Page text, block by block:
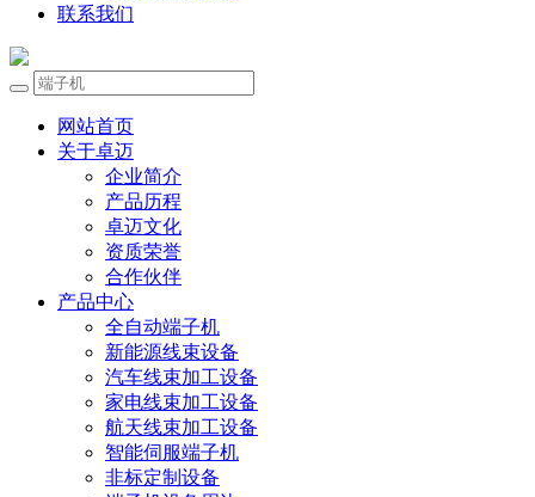
联系我们
网站首页
关于卓迈
企业简介
产品历程
卓迈文化
资质荣誉
合作伙伴
产品中心
全自动端子机
新能源线束设备
汽车线束加工设备
家电线束加工设备
航天线束加工设备
智能伺服端子机
非标定制设备